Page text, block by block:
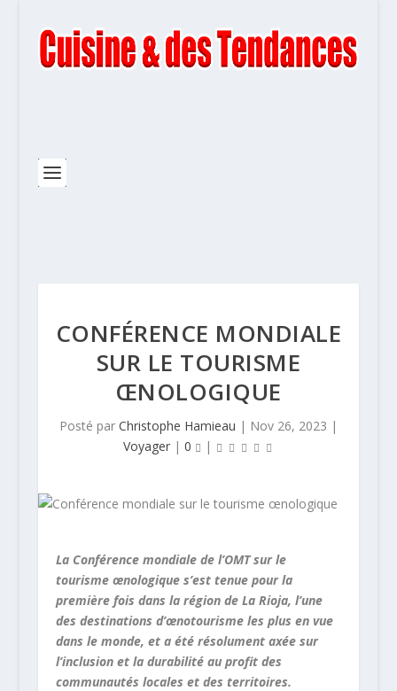
CONFÉRENCE MONDIALE
SUR LE TOURISME
ŒNOLOGIQUE
Posté par Christophe Hamieau | Nov 26, 2023 |
Voyager| 0 |
La Conférence mondiale de l’OMT sur le
tourisme œnologique s’est tenue pour la
première fois dans la région de La Rioja, l’une
des destinations d’œnotourisme les plus en vue
dans le monde, et a été résolument axée sur
l’inclusion et la durabilité au profit des
communautés locales et des territoires.